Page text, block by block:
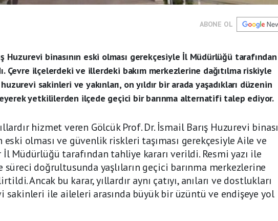
ABONE OL
Huzurevi binasının eski olması gerekçesiyle İl Müdürlüğü tarafından
Çevre ilçelerdeki ve illerdeki bakım merkezlerine dağıtılma riskiyle
huzurevi sakinleri ve yakınları, on yıldır bir arada yaşadıkları düzenin
yetkililerden ilçede geçici bir barınma alternatifi talep ediyor.
hizmet veren Gölcük Prof. Dr. İsmail Barış Huzurevi binası
eski olması ve güvenlik riskleri taşıması gerekçesiyle Aile ve
Müdürlüğü tarafından tahliye kararı verildi. Resmi yazı ile
doğrultusunda yaşlıların geçici barınma merkezlerine
Ancak bu karar, yıllardır aynı çatıyı, anıları ve dostlukları
sakinleri ile aileleri arasında büyük bir üzüntü ve endişeye yol